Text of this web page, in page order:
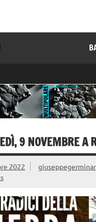
9 NOVEMBRE A
2022